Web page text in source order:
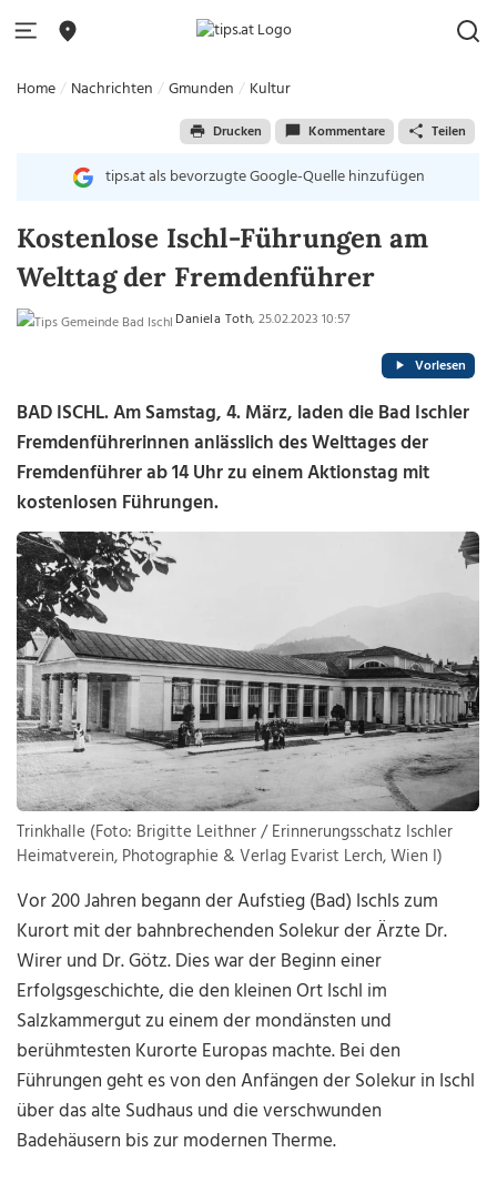
Home Nachrichten Gmunden Kultur
Drucken Kommentare Teilen
tips.at als bevorzugte Google-Quelle hinzufügen
Kostenlose Ischl-Führungen am
Welttag der Fremdenführer
Daniela Toth, 25.02.2023 10:57
Vorlesen
BAD ISCHL. Am Samstag, 4. März, laden die Bad Ischler
Fremdenführerinnen anlässlich des Welttages der
Fremdenführer ab 14 Uhr zu einem Aktionstag mit
kostenlosen Führungen.
Trinkhalle (Foto: Brigitte Leithner / Erinnerungsschatz Ischler
Heimatverein, Photographie & Verlag Evarist Lerch, Wien I)
Vor 200 Jahren begann der Aufstieg (Bad) Ischls zum
Kurort mit der bahnbrechenden Solekur der Ärzte Dr.
Wirer und Dr. Götz. Dies war der Beginn einer
Erfolgsgeschichte, die den kleinen Ort Ischl im
Salzkammergut zu einem der mondänsten und
berühmtesten Kurorte Europas machte. Bei den
Führungen geht es von den Anfängen der Solekur in Ischl
über das alte Sudhaus und die verschwunden
Badehäusern bis zur modernen Therme.